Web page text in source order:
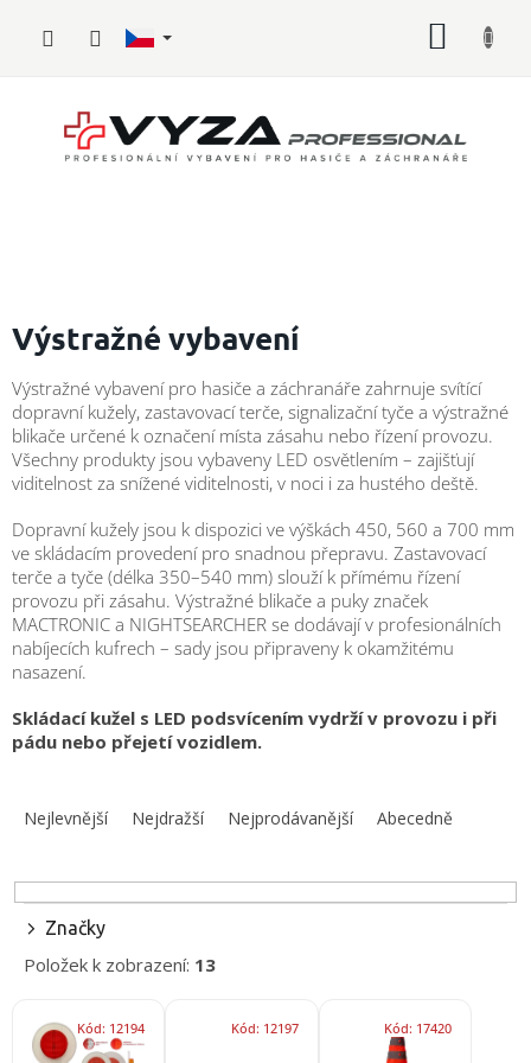
Požární
sport
Zdravotnické
vybavení
Oblečení,
obuv
a
doplňky
★
Nepřehlédněte
★
Individuální
cenová
nabídka
o
nákupu
Kontakty
Požární
sport
CZK
Výstražné vybavení
Výstražné vybavení pro hasiče a záchranáře zahrnuje svítící
dopravní kužely, zastavovací terče, signalizační tyče a výstražné
blikače určené k označení místa zásahu nebo řízení provozu.
Všechny produkty jsou vybaveny LED osvětlením – zajišťují
viditelnost za snížené viditelnosti, v noci i za hustého deště.
Dopravní kužely jsou k dispozici ve výškách 450, 560 a 700 mm
ve skládacím provedení pro snadnou přepravu. Zastavovací
terče a tyče (délka 350–540 mm) slouží k přímému řízení
provozu při zásahu. Výstražné blikače a puky značek
MACTRONIC a NIGHTSEARCHER se dodávají v profesionálních
nabíjecích kufrech – sady jsou připraveny k okamžitému
nasazení.
Skládací kužel s LED podsvícením vydrží v provozu i při
pádu nebo přejetí vozidlem.
n
Nejlevnější Nejdražší Nejprodávanější Abecedně
Značky
Položek k zobrazení: 13
Kód: 12194 Kód: 12197 Kód: 17420